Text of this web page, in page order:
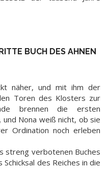
BUCH DES AHNEN
näher, und mit ihm der
Toren des Klosters zur
brennen die ersten
Nona weiß nicht, ob sie
Ordination noch erleben
streng verbotenen Buches
Schicksal des Reiches in die